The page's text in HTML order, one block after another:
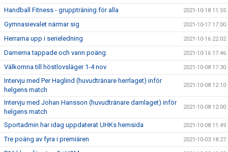
Handball Fitness - gruppträning för alla 2021-10-18 11:55
Gymnasievalet närmar sig 2021-10-17 17:00
Herrarna upp i serieledning 2021-10-16 22:02
Damerna tappade och vann poäng 2021-10-16 17:46
Välkomna till höstlovsläger 1-4 nov 2021-10-08 17:30
Intervju med Per Haglind (huvudtränare herrlaget) inför
helgens match
2021-10-08 12:10
Intervju med Johan Hansson (huvudtränare damlaget) inför
helgens match
2021-10-08 12:00
Sportadmin har idag uppdaterat UHKs hemsida 2021-10-08 11:49
Tre poäng av fyra i premiären 2021-10-03 18:27